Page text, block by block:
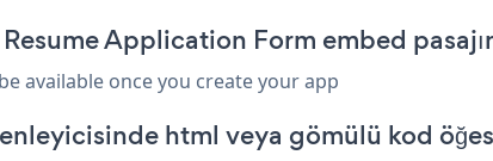
Application Form embed
available once you create your app
html veya gömülü kod